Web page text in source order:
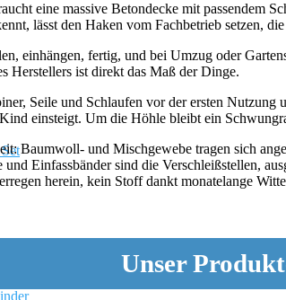
eine massive Betondecke mit passendem
lässt den Haken vom Fachbetrieb setzen,
einhängen, fertig, und bei Umzug oder
Herstellers ist direkt das Maß der Dinge.
Seile und Schlaufen vor der ersten
einsteigt. Um die Höhle bleibt ein
Baumwoll- und Mischgewebe tragen sich
Einfassbänder sind die Verschleißstellen,
herein, kein Stoff dankt monatelange
Unser